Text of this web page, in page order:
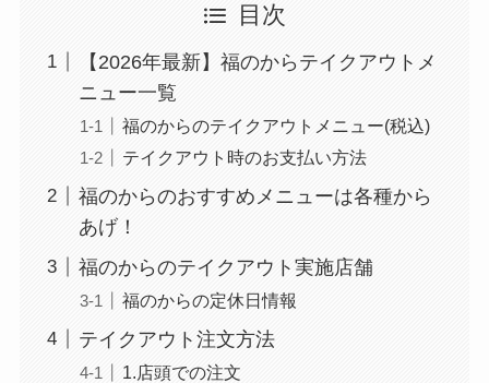
目次
【2026年最新】福のからテイクアウトメ
ニュー一覧
福のからのテイクアウトメニュー(税込)
テイクアウト時のお支払い方法
福のからのおすすめメニューは各種から
あげ！
福のからのテイクアウト実施店舗
福のからの定休日情報
テイクアウト注文方法
1.店頭での注文